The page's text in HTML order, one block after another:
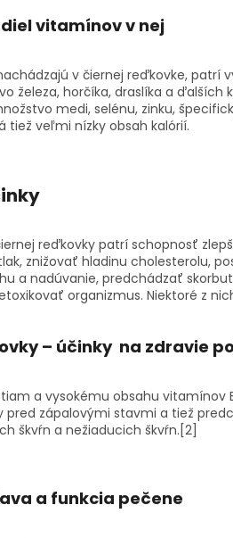
vitamínov v nej
v čiernej reďkovke, patrí
železa, horčíka, draslíka a
medi, selénu, zinku,
tiež veľmi nízky obsah kalórií.
reďkovky patrí schopnosť
znižovať hladinu cholesterolu,
a nadúvanie, predchádzať
organizmus. Niektoré z
– účinky na zdravie
a vysokému obsahu vitamínov
pred zápalovými stavmi a tiež
škvŕn a nežiaducich škvŕn. [2]
a funkcia pečene